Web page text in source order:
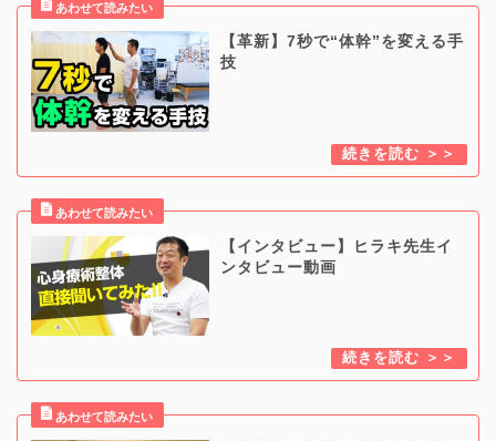
【革新】7秒で“体幹”を変える手
技
【インタビュー】ヒラキ先生イ
ンタビュー動画